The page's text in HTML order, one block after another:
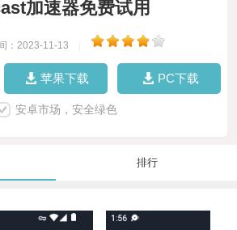
加速器免费试用
：2023-11-13
苹果下载 PC下载
安卓市场，安全绿色
排行